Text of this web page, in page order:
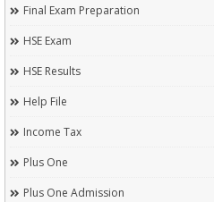
Final Exam Preparation
HSE Exam
HSE Results
Help File
Income Tax
Plus One
Plus One Admission